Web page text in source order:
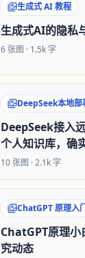
生成式 AI 教程
生成式AI的隐私
6 张图 · 1.5k 字
DeepSeek本地部
DeepSeek接入
个人知识库，确
10 张图 ·2.1k 字
ChatGPT 原理入
ChatGPT原理小
究动态